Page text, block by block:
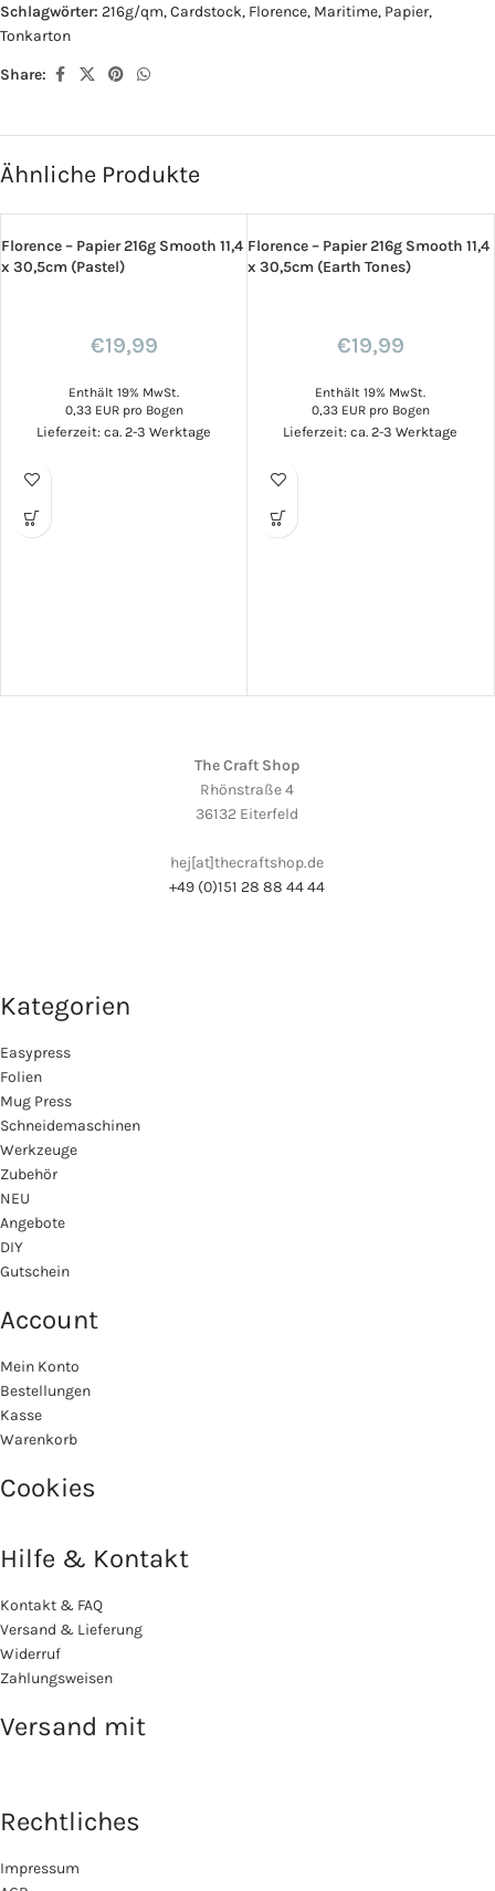
Schlagwörter: 216g/qm,Cardstock, Florence, Maritime, Papier,
Tonkarton
Share:
Ähnliche Produkte
Florence – Papier 216g Smooth 11,4
x 30,5cm (Pastel)
€19,99
Enthält 19% MwSt.
0,33 EUR pro Bogen
Lieferzeit: ca. 2-3 Werktage
Florence – Papier 216g Smooth 11,4
x 30,5cm (Earth Tones)
€19,99
Enthält 19% MwSt.
0,33 EUR pro Bogen
Lieferzeit: ca. 2-3 Werktage
The Craft Shop
Rhönstraße 4
36132 Eiterfeld
hej[at]thecraftshop.de
+49 (0)151 28 88 44 44
Kategorien
Easypress
Folien
Mug Press
Schneidemaschinen
Werkzeuge
Zubehör
NEU
Angebote
DIY
Gutschein
Account
Mein Konto
Bestellungen
Kasse
Warenkorb
Cookies
Hilfe & Kontakt
Kontakt & FAQ
Versand & Lieferung
Widerruf
Zahlungsweisen
Versand mit
Rechtliches
Impressum